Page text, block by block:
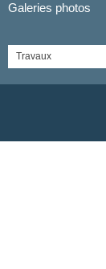
Galeries photos
Travaux